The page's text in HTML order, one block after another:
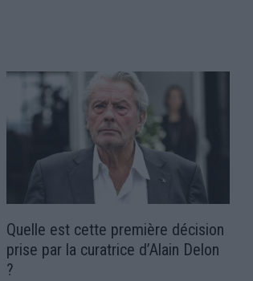
Quelle est cette première décision
prise par la curatrice d’Alain Delon
?